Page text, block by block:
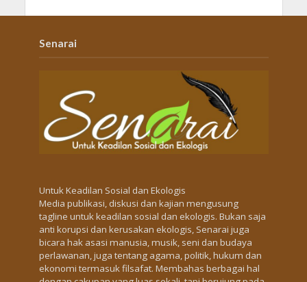
Senarai
Untuk Keadilan Sosial dan Ekologis
Media publikasi, diskusi dan kajian mengusung
tagline untuk keadilan sosial dan ekologis. Bukan saja
anti korupsi dan kerusakan ekologis, Senarai juga
bicara hak asasi manusia, musik, seni dan budaya
perlawanan, juga tentang agama, politik, hukum dan
ekonomi termasuk filsafat. Membahas berbagai hal